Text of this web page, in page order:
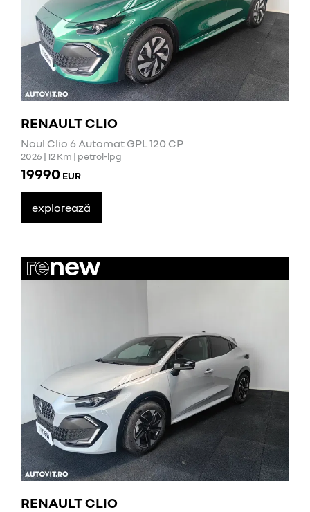
RENAULT CLIO
Noul Clio 6 Automat GPL 120 CP
2026 | 12 Km | petrol-lpg
19990 EUR
explorează
RENAULT CLIO